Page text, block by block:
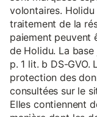
volontaires.
traitement de la
paiement peuvent
de Holidu. La
p. 1 lit. b DS-GVO.
protection des
consultées sur le
Elles contiennent